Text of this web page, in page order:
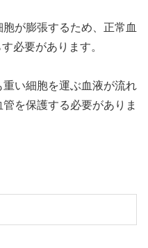
が膨張するため、正常血
必要があります。
い細胞を運ぶ血液が流れ
を保護する必要がありま